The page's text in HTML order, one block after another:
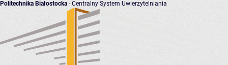
Politechnika Białostocka - Centralny System Uwierzytelniania